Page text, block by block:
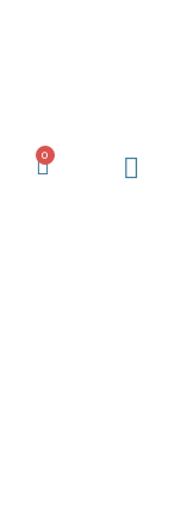
0
Корзина